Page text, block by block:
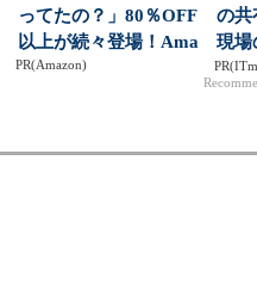
ってたの？」80％OFF
以上が続々登場！Ama
zonの本気が...
PR(Amazon)
の
現場